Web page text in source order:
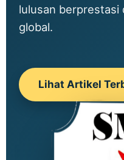
lulusan berprestasi
global.
Lihat Artikel